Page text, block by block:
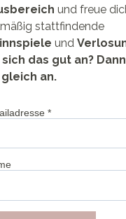
und freue
stattfindende
und
das gut an?
an.
*